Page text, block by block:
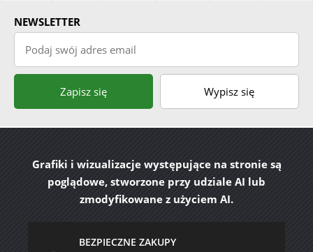
NEWSLETTER
Podaj swój adres email
Zapisz się Wypisz się
Grafiki i wizualizacje występujące na stronie są
poglądowe, stworzone przy udziale AI lub
zmodyfikowane z użyciem AI.
BEZPIECZNE ZAKUPY